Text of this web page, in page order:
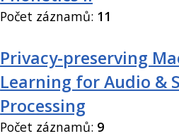
Počet záznamů: 11
Privacy-preserving
Learning for Audio &
Processing
Počet záznamů: 9